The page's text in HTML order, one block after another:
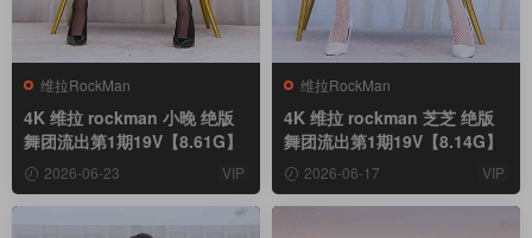
维拉RockMan
4K 维拉 rockman 小晚 绝版
舞团流出第1期19V【8.61G】
2026-06-23 VIP
维拉RockMan
4K 维拉 rockman 芝芝 绝版
舞团流出第1期19V【8.14G】
2026-06-17 VIP